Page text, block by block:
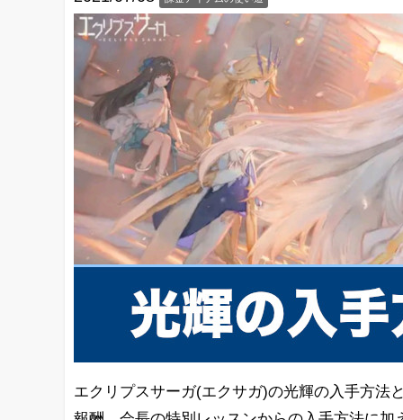
エクリプスサーガ(エクサガ)の光輝の入手方法